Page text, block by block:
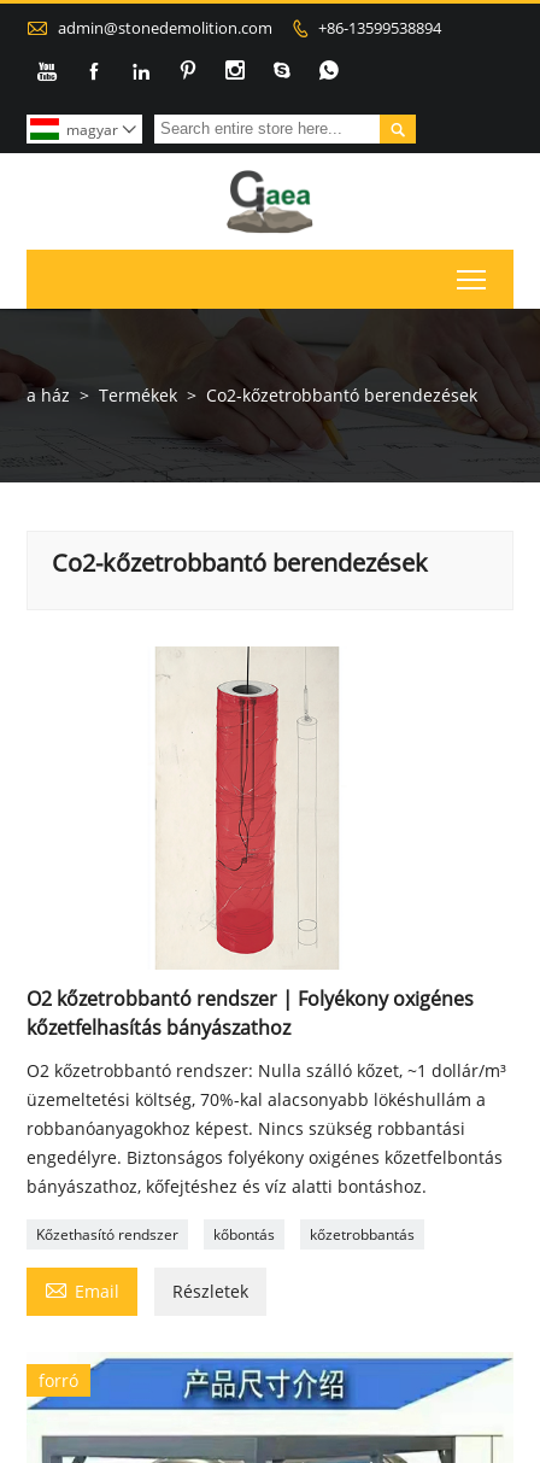
 admin@stonedemolition.com  +86-13599538894
      

magyar 
a ház > Termékek > Co2-kőzetrobbantó berendezések
Co2-kőzetrobbantó berendezések
O2 kőzetrobbantó rendszer | Folyékony oxigénes
kőzetfelhasítás bányászathoz
O2 kőzetrobbantó rendszer: Nulla szálló kőzet, ~1 dollár/m³
üzemeltetési költség, 70%-kal alacsonyabb lökéshullám a
robbanóanyagokhoz képest. Nincs szükség robbantási
engedélyre. Biztonságos folyékony oxigénes kőzetfelbontás
bányászathoz, kőfejtéshez és víz alatti bontáshoz.
Kőzethasító rendszer kőbontás kőzetrobbantás
 Email Részletek
forró